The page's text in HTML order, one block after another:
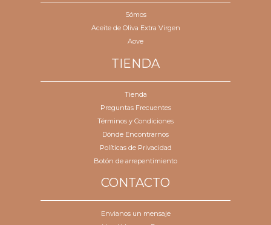
Sómos
Aceite de Oliva Extra Virgen
Aove
TIENDA
Tienda
Preguntas Frecuentes
Términos y Condiciones
Dónde Encontrarnos
Políticas de Privacidad
Botón de arrepentimiento
CONTACTO
Envianos un mensaje